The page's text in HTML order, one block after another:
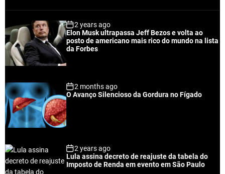
u
a
r
e
n
t
e
e
2 years ago
Elon Musk ultrapassa Jeff Bezos e volta ao
posto de americano mais rico do mundo na lista
da Forbes
2 months ago
O Avanço Silencioso da Gordura no Fígado
2 years ago
Lula assina decreto de reajuste da tabela do
Imposto de Renda em evento em São Paulo